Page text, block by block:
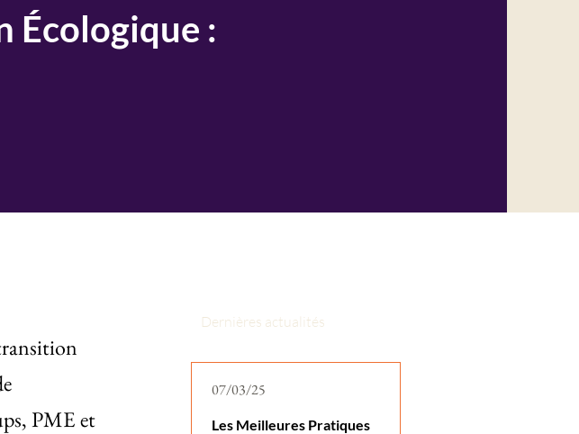
Écologique :
PME et
Dernières actualités
07/03/25
Les Meilleures Pratiques